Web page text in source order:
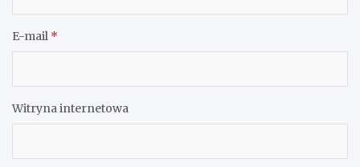
E-mail *
Witryna internetowa